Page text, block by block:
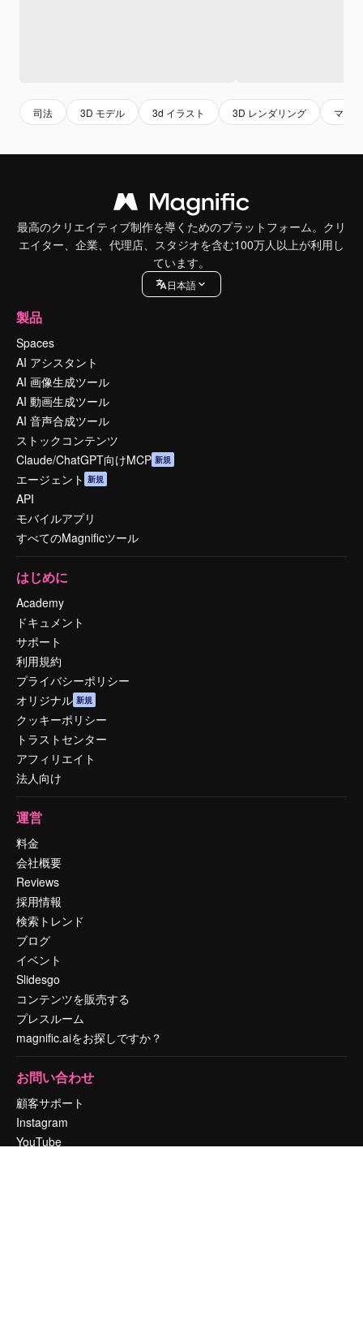
司法 3D モデル 3d イラスト 3D レンダリング マネ
最高のクリエイティブ制作を導くためのプラットフォーム。クリ
エイター、企業、代理店、スタジオを含む100万人以上が利用し
ています。
日本語
製品
Spaces
AI アシスタント
AI 画像生成ツール
AI 動画生成ツール
AI 音声合成ツール
ストックコンテンツ
Claude/ChatGPT向けMCP 新規
エージェント 新規
API
モバイルアプリ
すべてのMagnificツール
はじめに
Academy
ドキュメント
サポート
利用規約
プライバシーポリシー
オリジナル 新規
クッキーポリシー
トラストセンター
アフィリエイト
法人向け
運営
料金
会社概要
Reviews
採用情報
検索トレンド
ブログ
イベント
Slidesgo
コンテンツを販売する
プレスルーム
magnific.aiをお探しですか？
お問い合わせ
顧客サポート
Instagram
YouTube